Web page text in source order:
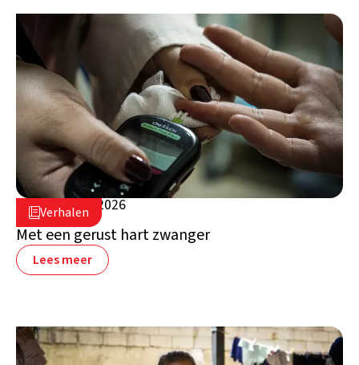
Verhalen
5 augustus 2026
Libanon
Met een gerust hart zwanger
Lees meer